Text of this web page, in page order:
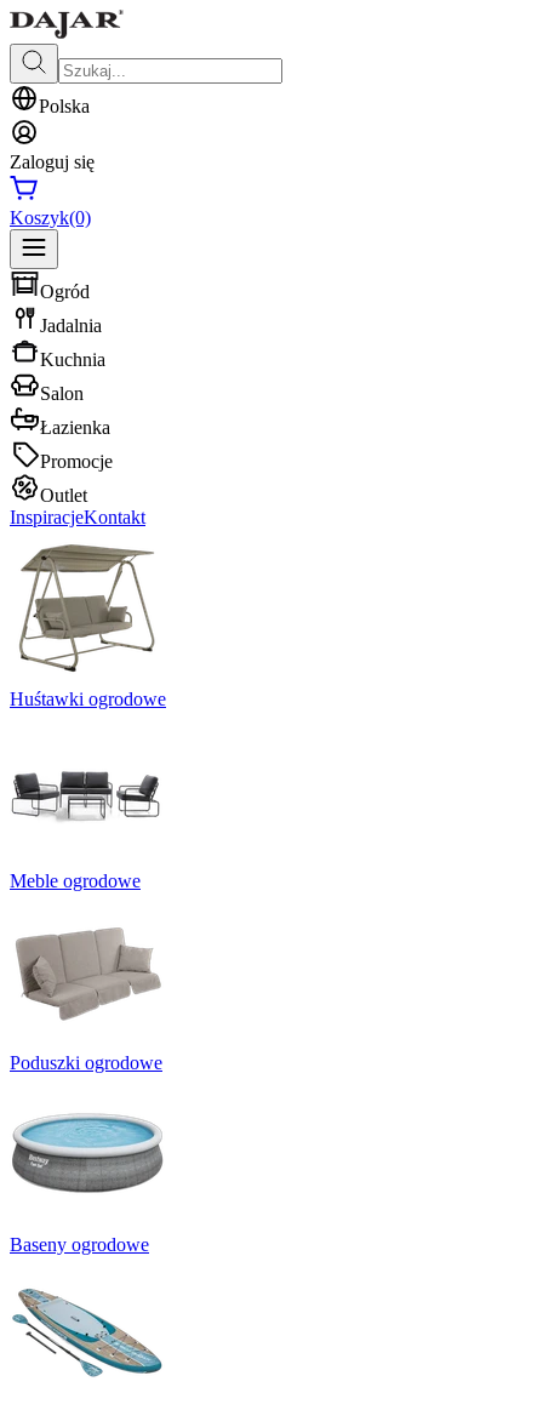
Polska
Zaloguj się
Koszyk(0)
Ogród
Jadalnia
Kuchnia
Salon
Łazienka
Promocje
Outlet
InspiracjeKontakt
Huśtawki ogrodowe
Meble ogrodowe
Poduszki ogrodowe
Baseny ogrodowe